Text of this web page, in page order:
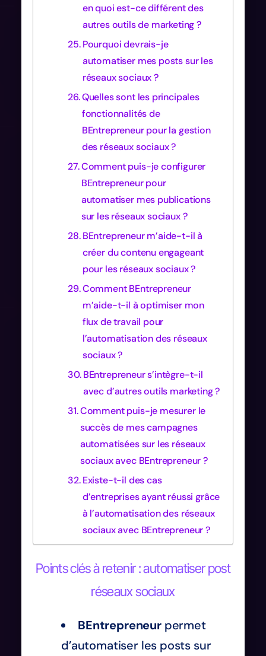
en quoi est-ce différent des
autres outils de marketing ?
Pourquoi devrais-je
automatiser mes posts sur les
réseaux sociaux ?
Quelles sont les principales
fonctionnalités de
BEntrepreneur pour la gestion
des réseaux sociaux ?
Comment puis-je configurer
BEntrepreneur pour
automatiser mes publications
sur les réseaux sociaux ?
BEntrepreneur m’aide-t-il à
créer du contenu engageant
pour les réseaux sociaux ?
Comment BEntrepreneur
m’aide-t-il à optimiser mon
flux de travail pour
l’automatisation des réseaux
sociaux ?
BEntrepreneur s’intègre-t-il
avec d’autres outils marketing ?
Comment puis-je mesurer le
succès de mes campagnes
automatisées sur les réseaux
sociaux avec BEntrepreneur ?
Existe-t-il des cas
d’entreprises ayant réussi grâce
à l’automatisation des réseaux
sociaux avec BEntrepreneur ?
Points clés à retenir : automatiser post
réseaux sociaux
BEntrepreneur permet
d’automatiser les posts sur